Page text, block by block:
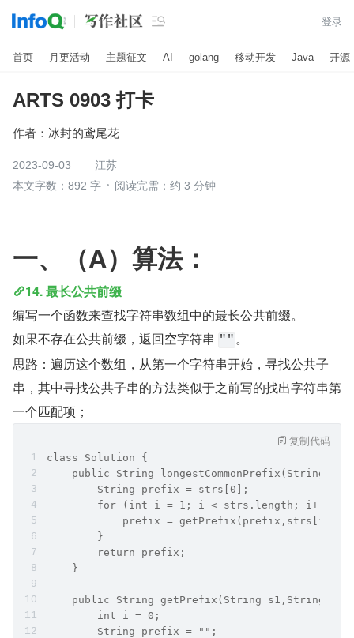
 登录
首页 月更活动 主题征文 AI golang 移动开发 Java 开源
ARTS 0903 打卡
作者： 冰封的鸢尾花
2023-09-03
江苏
本文字数：892 字
阅读完需：约 3 分钟
一、（A）算法：
14. 最长公共前缀
编写一个函数来查找字符串数组中的最长公共前缀。
如果不存在公共前缀，返回空字符串 "" 。
思路：遍历这个数组，从第一个字符串开始，寻找公共子
串，其中寻找公共子串的方法类似于之前写的找出字符串第
一个匹配项；
class Solution {
public String longestCommonPrefix(String[]
        String prefix = strs[0];
        for (int i = 1; i < strs.length; i++) {
            prefix = getPrefix(prefix,strs[i]);
        }
        return prefix;
    }
public String getPrefix(String s1,String s2)
        int i = 0;
        String prefix = "";
复制代码